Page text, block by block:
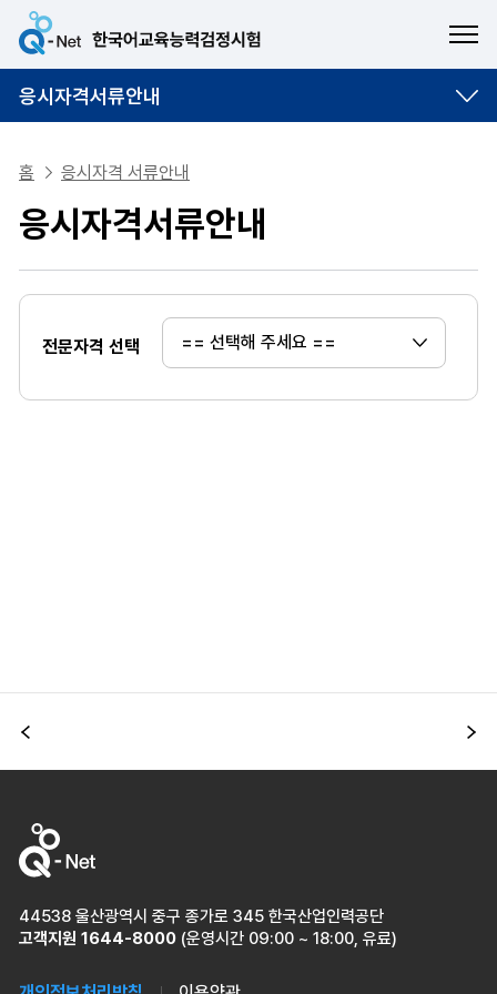
응시자격서류안내
홈 응시자격 서류안내
응시자격서류안내
전문자격 선택
이전
44538 울산광역시 중구 종가로 345 한국산업인력공단
고객지원 1644-8000 (운영시간 09:00 ~ 18:00, 유료)